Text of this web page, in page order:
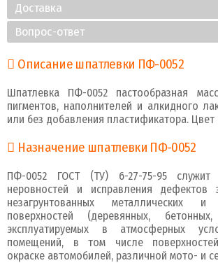
Доставка
Вопрос-ответ
Описание шпатлевки ПФ-0052
Шпатлевка ПФ-0052 пастообразная
пигментов, наполнителей и алкидного
или без добавления пластификатора.
Назначение шпатлевки ПФ-0052
ПФ-0052 ГОСТ (ТУ) 6-27-75-95 служит
неровностей и исправления дефектов
незагрунтованных металлических и
поверхностей (деревянных,
эксплуатируемых в атмосферных
помещений, в том числе
окраске автомобилей, различной мото- и